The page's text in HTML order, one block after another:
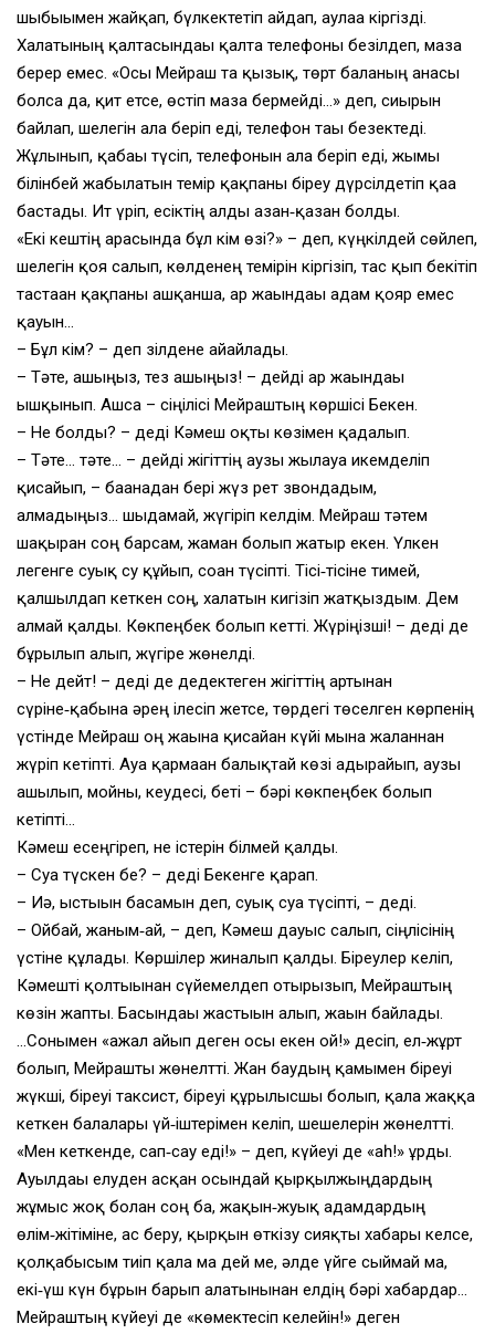
шыбығымен жайқап, бүлкектетіп айдап, аулаға кіргізді.
Халатының қалтасындағы қалта телефоны безілдеп, маза
берер емес. «Осы Мейраш та қызық, төрт баланың анасы
болса да, қит етсе, өстіп маза бермейді…» деп, сиырын
байлап, шелегін ала беріп еді, телефон тағы безектеді.
Жұлынып, қабағы түсіп, телефонын ала беріп еді, жымы
білінбей жабылатын темір қақпаны біреу дүрсілдетіп қаға
бастады. Ит үріп, есіктің алды азан‑қазан болды.
«Екі кештің арасында бұл кім өзі?» – деп, күңкілдей сөйлеп,
шелегін қоя салып, көлденең темірін кіргізіп, тас қып бекітіп
тастаған қақпаны ашқанша, ар жағындағы адам қояр емес
қағуын…
– Бұл кім? – деп зілдене айғайлады.
– Тәте, ашыңыз, тез ашыңыз! – дейді ар жағындағы
ышқынып. Ашса – сіңілісі Мейраштың көршісі Бекен.
– Не болды? – деді Кәмеш оқты көзімен қадалып.
– Тәте… тәте… – дейді жігіттің аузы жылауға икемделіп
қисайып, – бағанадан бері жүз рет звондадым,
алмадыңыз… шыдамай, жүгіріп келдім. Мейраш тәтем
шақырған соң барсам, жаман болып жатыр екен. Үлкен
легенге суық су құйып, соған түсіпті. Тісі‑тісіне тимей,
қалшылдап кеткен соң, халатын кигізіп жатқыздым. Дем
алмай қалды. Көкпеңбек болып кетті. Жүріңізші! – деді де
бұрылып алып, жүгіре жөнелді.
– Не дейт! – деді де дедектеген жігіттің артынан
сүріне‑қабына әрең ілесіп жетсе, төрдегі төселген көрпенің
үстінде Мейраш оң жағына қисайған күйі мына жалғаннан
жүріп кетіпті. Ауа қармаған балықтай көзі адырайып, аузы
ашылып, мойны, кеудесі, беті – бәрі көкпеңбек болып
кетіпті…
Кәмеш есеңгіреп, не істерін білмей қалды.
– Суға түскен бе? – деді Бекенге қарап.
– Иә, ыстығын басамын деп, суық суға түсіпті, – деді.
– Ойбай, жаным‑ай, – деп, Кәмеш дауыс салып, сіңлісінің
үстіне құлады. Көршілер жиналып қалды. Біреулер келіп,
Кәмешті қолтығынан сүйемелдеп отырғызып, Мейраштың
көзін жапты. Басындағы жастығын алып, жағын байлады.
…Сонымен «ажал ғайып деген осы екен ғой!» десіп, ел‑жұрт
болып, Мейрашты жөнелтті. Жан бағудың қамымен біреуі
жүкші, біреуі таксист, біреуі құрылысшы болып, қала жаққа
кеткен балалары үй‑іштерімен келіп, шешелерін жөнелтті.
«Мен кеткенде, сап‑сау еді!» – деп, күйеуі де «аһ!» ұрды.
Ауылдағы елуден асқан осындай қырқылжыңдардың
жұмыс жоқ болған соң ба, жақын‑жуық адамдардың
өлім‑жітіміне, ас беру, қырқын өткізу сияқты хабары келсе,
қолқабысым тиіп қала ма дей ме, әлде үйге сыймай ма,
екі‑үш күн бұрын барып алатынынан елдің бәрі хабардар…
Мейраштың күйеуі де «көмектесіп келейін!» деген